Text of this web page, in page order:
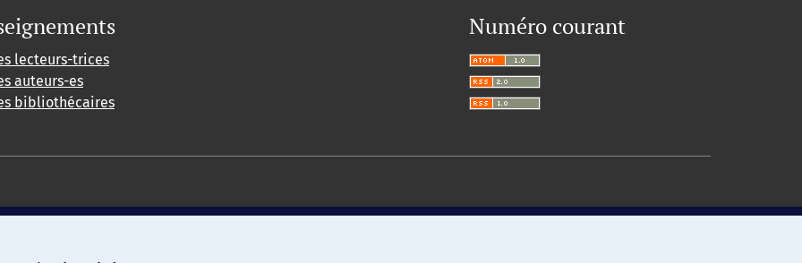
lecteurs-trices
auteurs-es
bibliothécaires
Numéro courant